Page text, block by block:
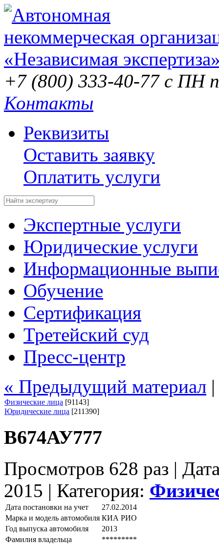
+7 (800) 333-40-77 с ПН
Контакты
Реквизиты
Оставить заявку
Оплатить услуги
Экспертные услуги
Юридические услуги
Информационные
Обучение
Сертификация
Третейский суд
Пресс-центр
« Предыдущий материал
Физические лица [91143]
Юридические лица [211390]
В674АУ777
Просмотров 628 раз |
2015 | Категория:
Дата постановки на учет
27.02.2014
Марка и модель автомобиля КИА РИО
Год выпуска автомобиля
2013
Фамилия владельца
*********